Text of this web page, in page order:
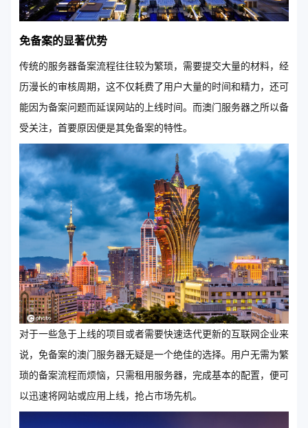
免备案的显著优势
传统的服务器备案流程往往较为繁琐，需要提交大量的材料，经
历漫长的审核周期，这不仅耗费了用户大量的时间和精力，还可
能因为备案问题而延误网站的上线时间。而澳门服务器之所以备
受关注，首要原因便是其免备案的特性。
对于一些急于上线的项目或者需要快速迭代更新的互联网企业来
说，免备案的澳门服务器无疑是一个绝佳的选择。用户无需为繁
琐的备案流程而烦恼，只需租用服务器，完成基本的配置，便可
以迅速将网站或应用上线，抢占市场先机。